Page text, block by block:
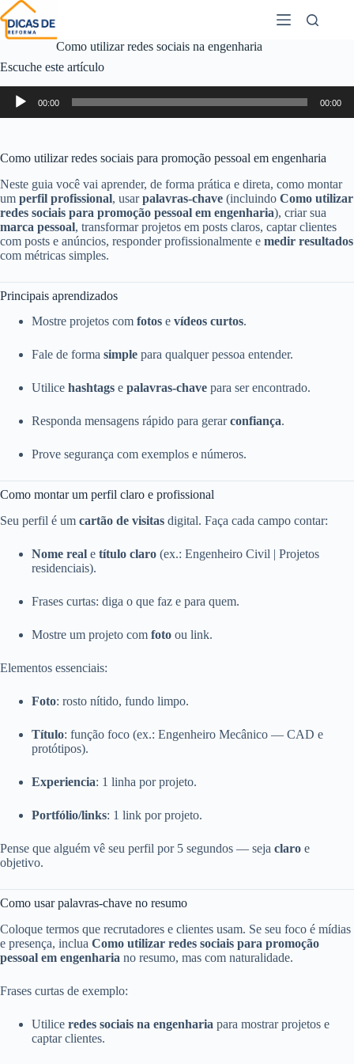
Como utilizar redes sociais na engenharia
Escuche este artículo
Reproductor
audio
00:00 00:00
Como utilizar redes sociais para promoção pessoal em engenharia
Neste guia você vai aprender, de forma prática e direta, como montar
um perfil profissional, usarpalavras‑chave (incluindo Como utilizar
redes sociais para promoção pessoal em engenharia), criar sua
marca pessoal, transformar projetos em posts claros, captar clientes
com posts e anúncios, responder profissionalmente e medir resultados
com métricas simples.
Principais aprendizados
Mostre projetos com fotos e vídeos curtos.
Fale de forma simple para qualquer pessoa entender.
Utilice hashtags e palavras‑chave para ser encontrado.
Responda mensagens rápido para gerarconfiança.
Prove segurança com exemplos e números.
Como montar um perfil claro e profissional
Seu perfil é um cartão de visitas digital. Faça cada campo contar:
Nome real e título claro (ex.: Engenheiro Civil | Projetos
residenciais).
Frases curtas: diga o que faz e para quem.
Mostre um projeto com foto ou link.
Elementos essenciais:
Foto: rosto nítido, fundo limpo.
Título: função foco (ex.: Engenheiro Mecânico — CAD e
protótipos).
Experiencia: 1 linha por projeto.
Portfólio/links: 1 link por projeto.
Pense que alguém vê seu perfil por 5 segundos — seja claro e
objetivo.
Como usar palavras‑chave no resumo
Coloque termos que recrutadores e clientes usam. Se seu foco é mídias
e presença, inclua Como utilizar redes sociais para promoção
pessoal em engenharia no resumo, mas com naturalidade.
Frases curtas de exemplo:
Utilice redes sociais na engenharia para mostrar projetos e
captar clientes.